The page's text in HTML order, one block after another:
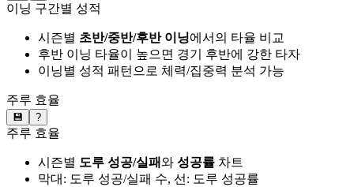
이닝 구간별 성적
시즌별 초반/중반/후반 이닝에서의 타율 비교
후반 이닝 타율이 높으면 경기 후반에 강한 타자
이닝별 성적 패턴으로 체력/집중력 분석 가능
주루 효율
💾 ?
주루 효율
시즌별 도루 성공/실패와 성공률 차트
막대: 도루 성공/실패 수, 선: 도루 성공률